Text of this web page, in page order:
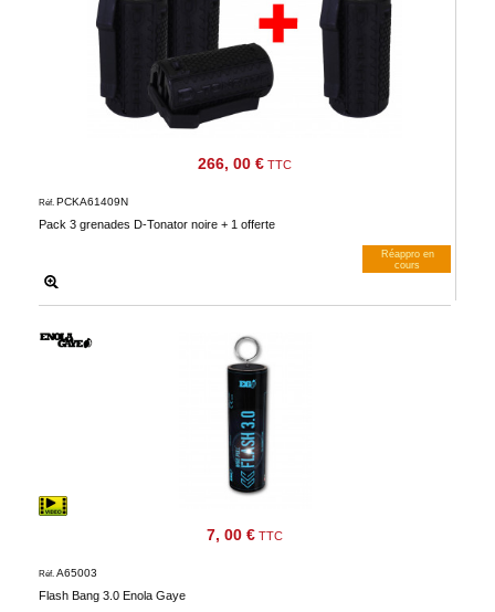
266, 00 € TTC
Pack 3 grenades D-Tonator noire + 1 offerte
Réf. PCKA61409N
Réappro en
cours
7, 00 € TTC
Flash Bang 3.0 Enola Gaye
Réf. A65003